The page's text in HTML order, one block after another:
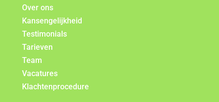
Over ons
Kansengelijkheid
Testimonials
Tarieven
Team
Vacatures
Klachtenprocedure